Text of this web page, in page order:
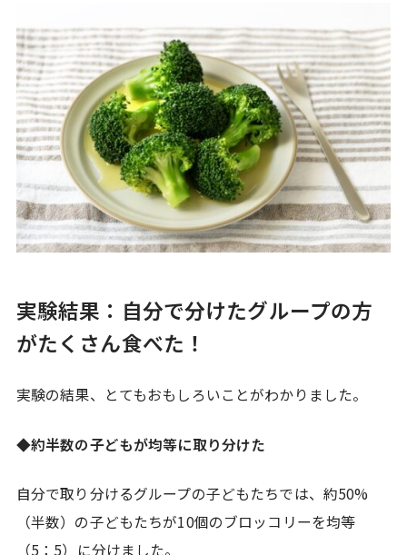
実験結果：自分で分けたグループの方
がたくさん食べた！
実験の結果、とてもおもしろいことがわかりました。
◆約半数の子どもが均等に取り分けた
自分で取り分けるグループの子どもたちでは、約50%
（半数）の子どもたちが10個のブロッコリーを均等
（5：5）に分けました。